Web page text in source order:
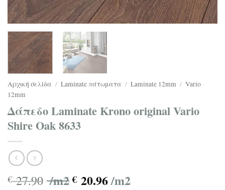
Αρχική σελίδα / Laminate πάτωματα / Laminate 12mm / Vario
12mm
Δάπεδο Laminate Krono original Vario
Shire Oak 8633
€27.90 /m2 € 20.96/m2